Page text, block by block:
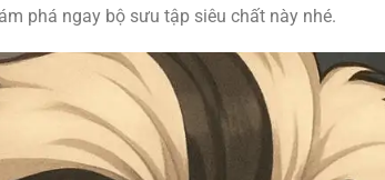
phá ngay bộ sưu tập siêu chất này nhé.